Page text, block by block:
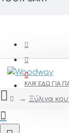
ΚΛΙΚ ΕΔΩ ΓΙΑ
Ξύλινα